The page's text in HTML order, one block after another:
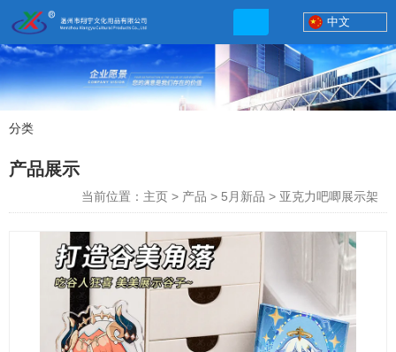
联系电话
网店地址:
http://xybp.tmall.com http://wzxybp.1688.com
中文
分类
产品展示
当前位置：主页 > 产品 > 5月新品 > 亚克力吧唧展示架